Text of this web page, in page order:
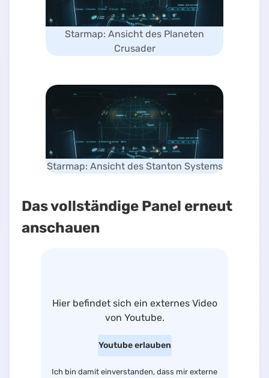
Starmap: Ansicht des Planeten
Crusader
Starmap: Ansicht des Stanton Systems
Das vollständige Panel erneut
anschauen
Hier befindet sich ein externes Video
von Youtube.
Youtubeerlauben
Ich bin damit einverstanden, dass mir externe